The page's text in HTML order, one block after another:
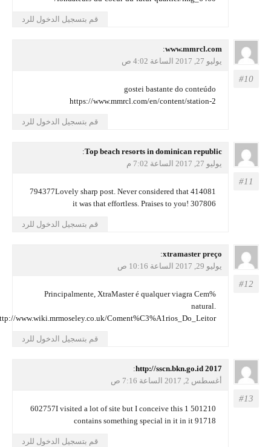
قم بتسجيل الدخول للرد
يقول
www.mmrcl.com
:
يوليو 27, 2017 الساعة 4:02 ص
gostei bastante do conteúdo
https://www.mmrcl.com/en/content/station-2
قم بتسجيل الدخول للرد
يقول
Top beach resorts in dominican republic
:
يوليو 27, 2017 الساعة 7:02 م
414081 794377Lovely sharp post. Never considered that
it was that effortless. Praises to you! 307806
قم بتسجيل الدخول للرد
يقول
xtramaster preço
:
يوليو 29, 2017 الساعة 10:16 ص
Principalmente, XtraMaster é qualquer viagra Cem%
http://www.wiki.mrmoseley.co.uk/Coment%C3%A1rios_Do_Leitor
قم بتسجيل الدخول للرد
يقول
http://sscn.bkn.go.id 2017
:
أغسطس 2, 2017 الساعة 7:16 ص
501210 602757I visited a lot of site but I conceive this 1
contains something special in it in it 91718
قم بتسجيل الدخول للرد